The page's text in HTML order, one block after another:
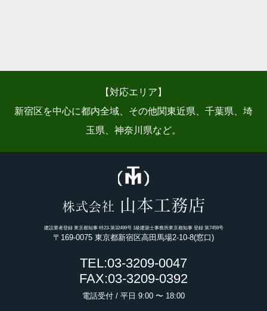
【対応エリア】
新宿区を中心に都内全域、その他関東近県、千葉県、埼
玉県、神奈川県など。
株式会社 山本工務店
建設業者登録 東京都知事 特23-第32499号 1級建築士事務所東京都知事 登録 第7459号
〒169-0075 東京都新宿区高田馬場2-10-8(窓口)
TEL:03-3209-0047
FAX:03-3209-0392
電話受付 / 平日 9:00 〜 18:00